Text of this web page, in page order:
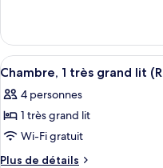
chambre :
Chambre,
2
grands
lits
(Retreat
Floor)
Chambre,
grands
(Retreat
Floor)
Afficher
toutes
les
photos
pour
ce
4
Chambre, 1 très grand lit
4 personnes
1 très grand lit
Wi-Fi gratuit
Plus de détails
Plus